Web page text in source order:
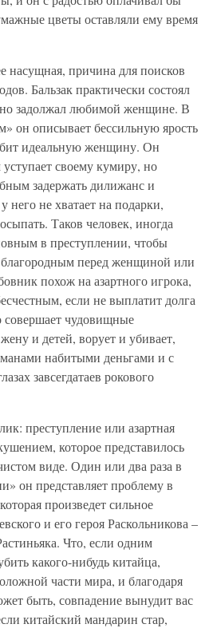
цветы оставляли ему время
насущная, причина для поисков
Бальзак практически состоял
задолжал любимой женщине. В
он описывает бессильную ярость
идеальную женщину. Он
своему кумиру, но
задержать дилижанс и
него не хватает на подарки,
Таков человек, иногда
в преступлении, чтобы
благородным перед женщиной или
похож на азартного игрока,
если не выплатит долга
совершает чудовищные
и детей, ворует и убивает,
набитыми деньгами и с
завсегдатаев рокового
преступление или азартная
которое представилось
виде. Один или два раза в
он представляет проблему в
произведет сильное
и его героя Раскольникова –
Что, если одним
какого-нибудь китайца,
части мира, и благодаря
быть, совпадение вынудит вас
китайский мандарин стар,